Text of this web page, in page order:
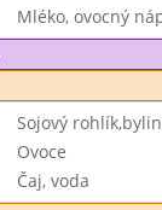
Mléko, ovocný
Sojový
Ovoce
Čaj, voda